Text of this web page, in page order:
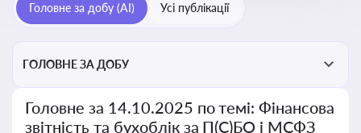
Головне за добу (AI) Усі публікації
ГОЛОВНЕ ЗА ДОБУ
Головне за 14.10.2025 по темі: Фінансова
звітність та бухоблік за П(С)БО і МСФЗ